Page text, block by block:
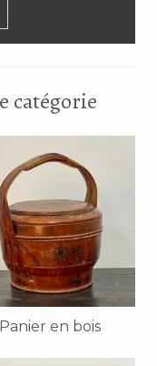
catégorie
Panier en bois